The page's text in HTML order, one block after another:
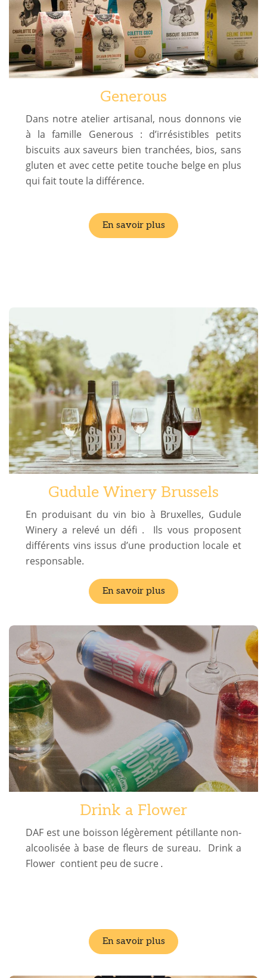
Generous
Dans notre atelier artisanal, nous donnons vie
à la famille Generous : d’irrésistibles petits
biscuits aux saveurs bien tranchées, bios, sans
gluten et avec cette petite touche belge en plus
qui fait toute la différence.
En savoir plus
Gudule Winery Brussels
En produisant du vin bio à Bruxelles, Gudule
Winery a relevé un défi .
Ils vous proposent
différents vins issus d’une production locale et
responsable.
En savoir plus
Drink a Flower
DAF est une boisson légèrement pétillante non-
alcoolisée à base de fleurs de sureau. Drink a
Flower contient peu de sucre .
En savoir plus